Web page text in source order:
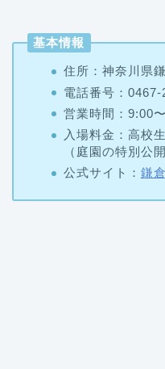
基本情報
住所：神奈川県
電話番号：
営業時間：9:00
入場料金：高校
（庭園の特別公
公式サイト： 鎌